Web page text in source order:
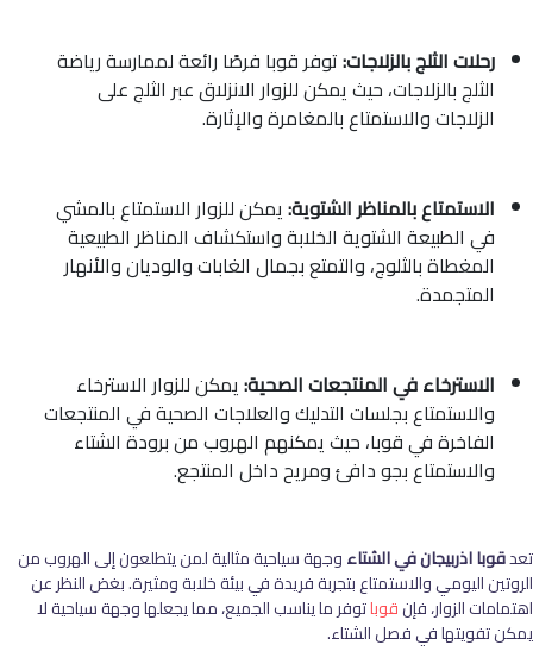
رحلات الثلج بالزلاجات:توفر قوبا فرصًا رائعة لممارسة رياضة
الثلج بالزلاجات، حيث يمكن للزوار الانزلاق عبر الثلج على
الزلاجات والاستمتاع بالمغامرة والإثارة.
الاستمتاع بالمناظر الشتوية:يمكن للزوار الاستمتاع بالمشي
في الطبيعة الشتوية الخلابة واستكشاف المناظر الطبيعية
المغطاة بالثلوج، والتمتع بجمال الغابات والوديان والأنهار
المتجمدة.
الاسترخاء في المنتجعات الصحية:يمكن للزوار الاسترخاء
والاستمتاع بجلسات التدليك والعلاجات الصحية في المنتجعات
الفاخرة في قوبا، حيث يمكنهم الهروب من برودة الشتاء
والاستمتاع بجو دافئ ومريح داخل المنتجع.
تعدقوبا اذربيجان في الشتاءوجهة سياحية مثالية لمن يتطلعون إلى الهروب من
الروتين اليومي والاستمتاع بتجربة فريدة في بيئة خلابة ومثيرة. بغض النظر عن
اهتمامات الزوار، فإنقوباتوفر ما يناسب الجميع، مما يجعلها وجهة سياحية لا
يمكن تفويتها في فصل الشتاء.